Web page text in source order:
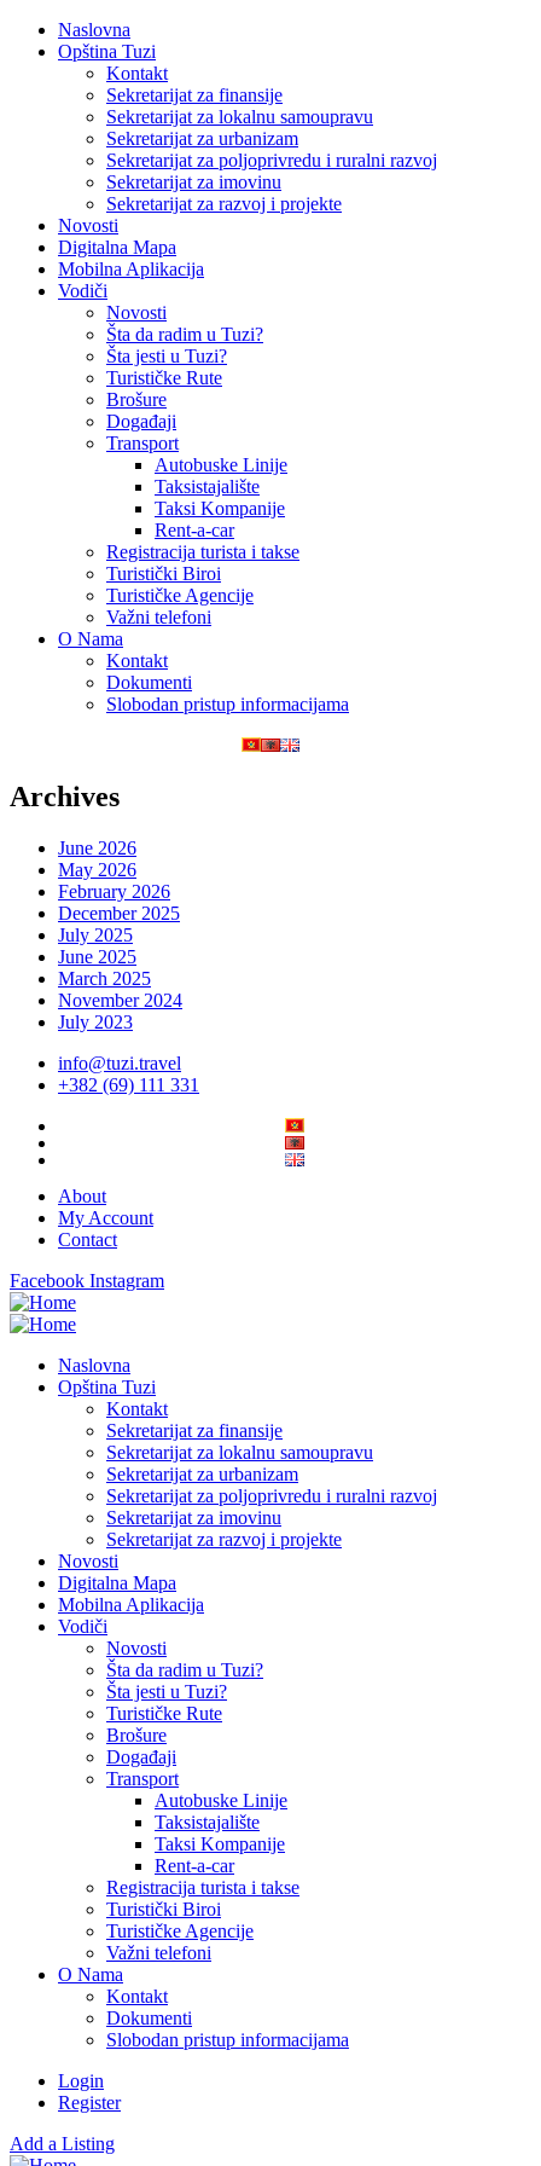
Naslovna
Opština Tuzi
Kontakt
Sekretarijat za finansije
Sekretarijat za lokalnu samoupravu
Sekretarijat za urbanizam
Sekretarijat za poljoprivredu i ruralni razvoj
Sekretarijat za imovinu
Sekretarijat za razvoj i projekte
Novosti
Digitalna Mapa
Mobilna Aplikacija
Vodiči
Novosti
Šta da radim u Tuzi?
Šta jesti u Tuzi?
Turističke Rute
Brošure
Događaji
Transport
Autobuske Linije
Taksistajalište
Taksi Kompanije
Rent-a-car
Registracija turista i takse
Turistički Biroi
Turističke Agencije
Važni telefoni
O Nama
Kontakt
Dokumenti
Slobodan pristup informacijama
Archives
June 2026
May 2026
February 2026
December 2025
July 2025
June 2025
March 2025
November 2024
July 2023
info@tuzi.travel
+382 (69) 111 331
About
My Account
Contact
Facebook Instagram
Naslovna
Opština Tuzi
Kontakt
Sekretarijat za finansije
Sekretarijat za lokalnu samoupravu
Sekretarijat za urbanizam
Sekretarijat za poljoprivredu i ruralni razvoj
Sekretarijat za imovinu
Sekretarijat za razvoj i projekte
Novosti
Digitalna Mapa
Mobilna Aplikacija
Vodiči
Novosti
Šta da radim u Tuzi?
Šta jesti u Tuzi?
Turističke Rute
Brošure
Događaji
Transport
Autobuske Linije
Taksistajalište
Taksi Kompanije
Rent-a-car
Registracija turista i takse
Turistički Biroi
Turističke Agencije
Važni telefoni
O Nama
Kontakt
Dokumenti
Slobodan pristup informacijama
Login
Register
Add a Listing